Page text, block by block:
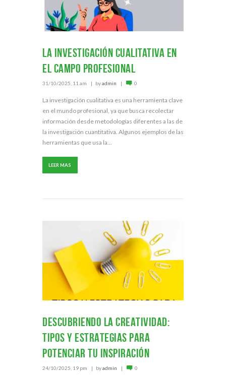
La investigación cualitativa en
el campo profesional
31/10/2025, 11 am byadmin 0
La investigación cualitativa es una herramienta clave
en el mundo profesional, ya que busca recolectar
información desde metodologías diferentes a las de
la investigación cuantitativa. Algunos ejemplos de las
herramientas que usa la...
LEER MAS
DESCUBRIENDO LA CREATIVIDAD:
TIPOS Y ESTRATEGIAS PARA
POTENCIAR TU INSPIRACIÓN
24/10/2025, 19 pm byadmin 0